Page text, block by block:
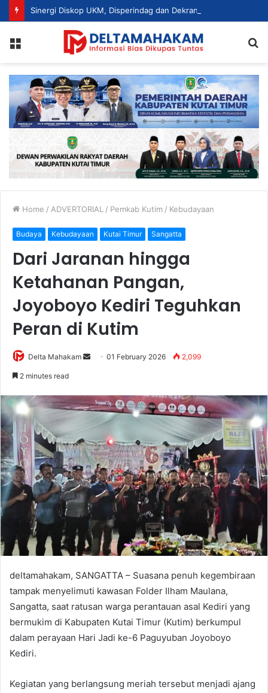
Home / ADVERTORIAL / Pemkab Kutim / Kebudayaan
Budaya Kebudayaan Kutai Timur Sangatta
Dari Jaranan hingga
Ketahanan Pangan,
Joyoboyo Kediri Teguhkan
Peran di Kutim
Delta Mahakam
d
a
e
m
a
i
01 February 2026 2,099
2 minutes read
deltamahakam, SANGATTA – Suasana penuh kegembiraan
tampak menyelimuti kawasan Folder Ilham Maulana,
Sangatta, saat ratusan warga perantauan asal Kediri yang
bermukim di Kabupaten Kutai Timur (Kutim) berkumpul
dalam perayaan Hari Jadi ke-6 Paguyuban Joyoboyo
Kediri.
Kegiatan yang berlangsung meriah tersebut menjadi ajang